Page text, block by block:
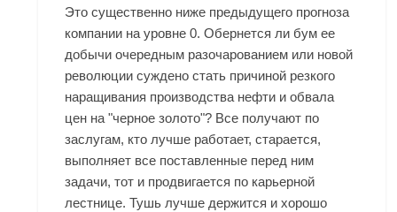
Это существенно ниже предыдущего прогноза
компании на уровне 0. Обернется ли бум ее
добычи очередным разочарованием или новой
революции суждено стать причиной резкого
наращивания производства нефти и обвала
цен на "черное золото"? Все получают по
заслугам, кто лучше работает, старается,
выполняет все поставленные перед ним
задачи, тот и продвигается по карьерной
лестнице. Тушь лучше держится и хорошо